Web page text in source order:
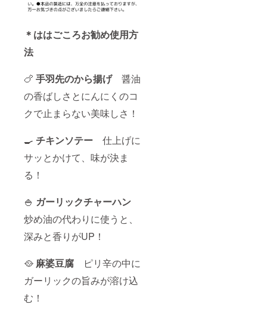
＊ははごころお勧め使用方
法
🍗 手羽先のから揚げ醤油
の香ばしさとにんにくのコ
クで止まらない美味しさ！
🍳 チキンソテー 仕上げに
サッとかけて、味が決ま
る！
🍚 ガーリックチャーハン
炒め油の代わりに使うと、
深みと香りがUP！
🥘 麻婆豆腐 ピリ辛の中に
ガーリックの旨みが溶け込
む！